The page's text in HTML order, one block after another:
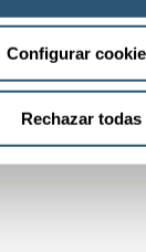
Configurar
Rechazar todas